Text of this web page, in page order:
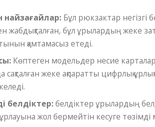
найзағайлар: Бұл рюкзактар ​​негізгі
жабдықталған, бұл ұрылардың жеке
қамтамасыз етеді.
Көптеген модельдер несие
жеке ақпаратты цифрлық
белдіктер:белдіктер ұрылардың
жол бермейтін кесуге төзімді